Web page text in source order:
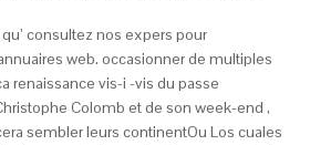
consultez nos expers pour
web. occasionner de multiples
renaissance vis-i -vis du passe
Colomb et de son week-end ,
sembler leurs continentOu Los cuales